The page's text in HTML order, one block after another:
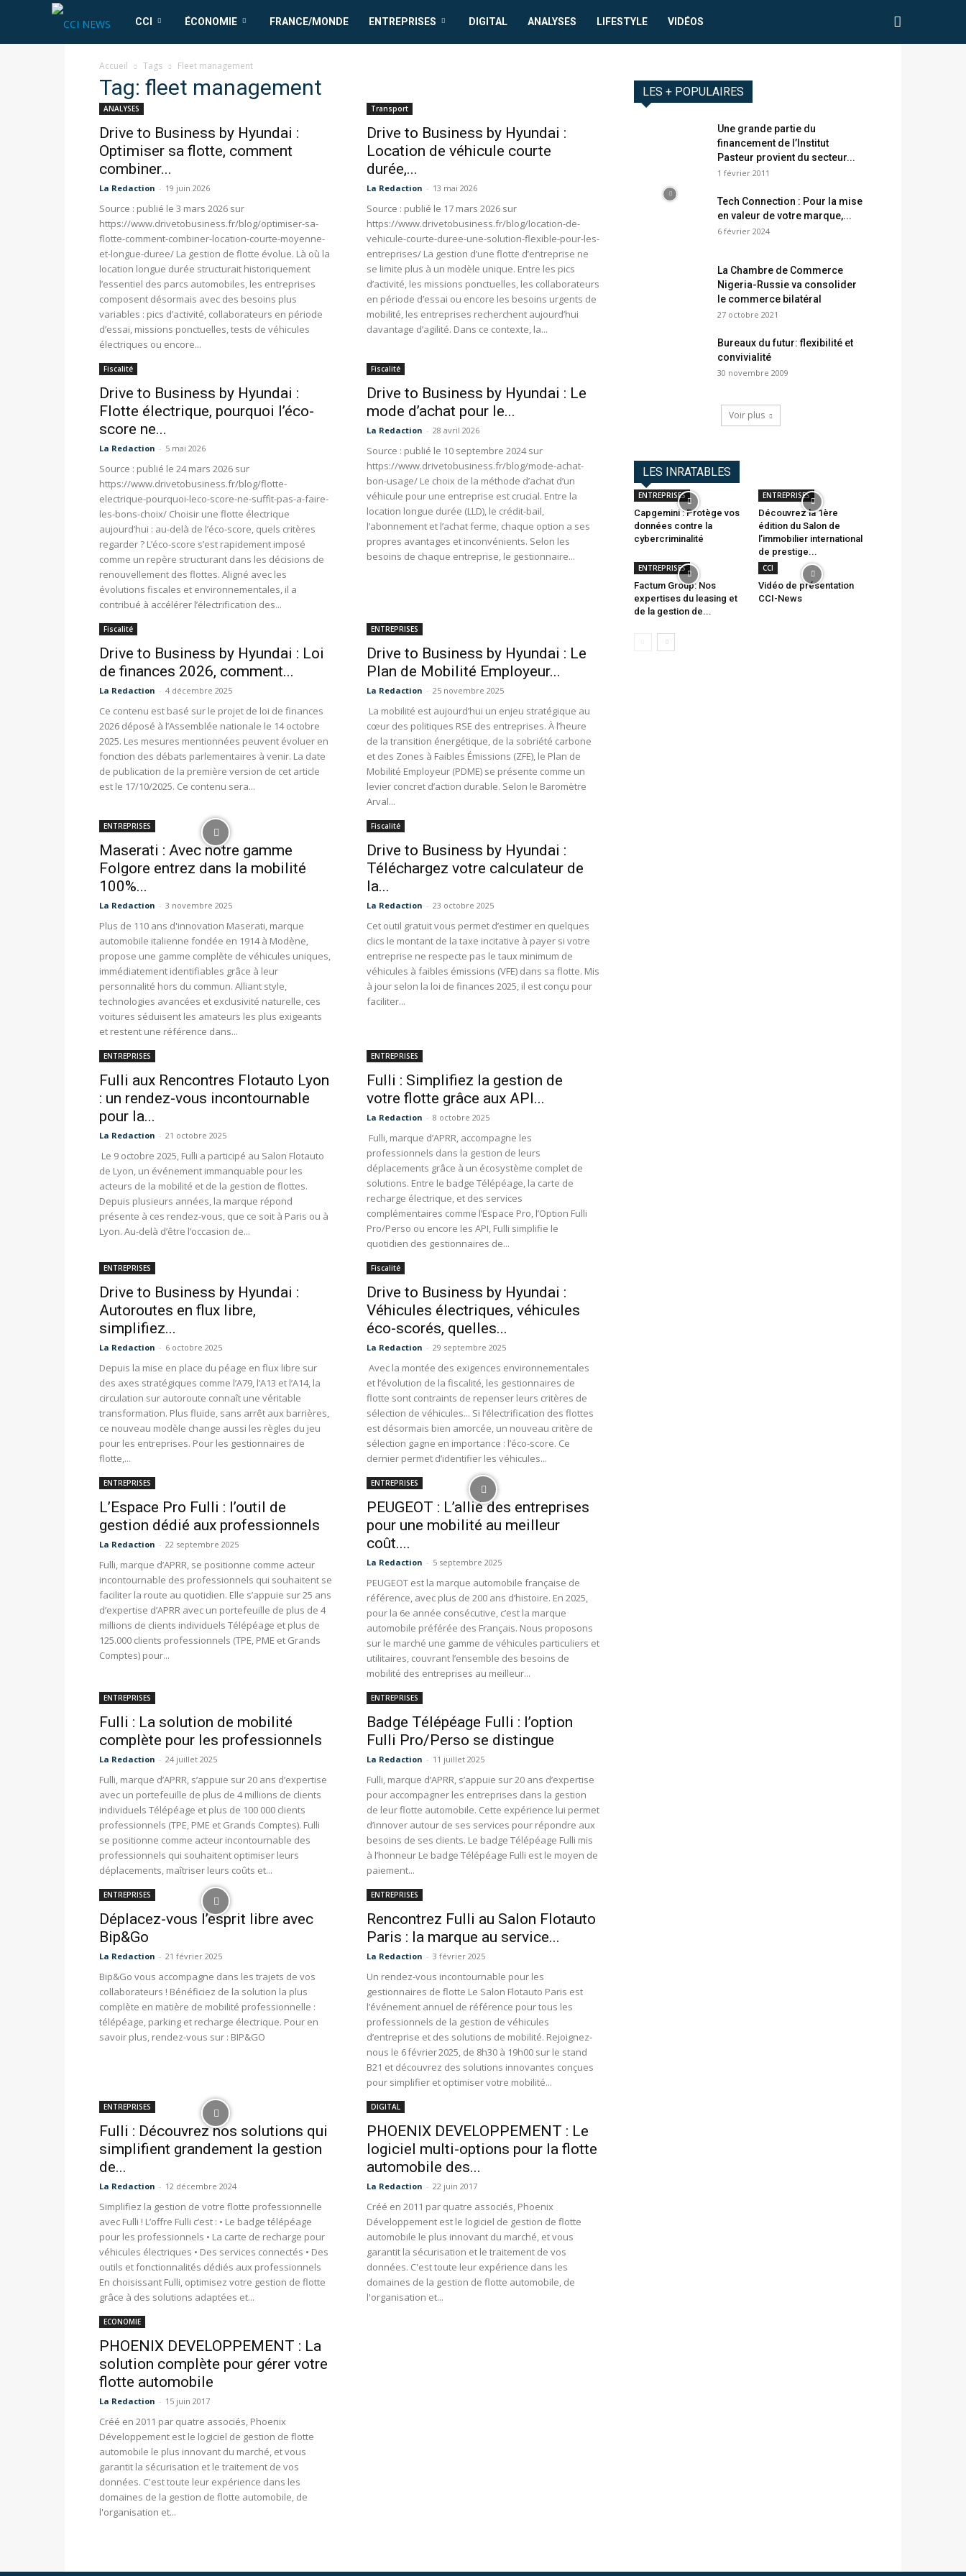
CCI
News
CCI ÉCONOMIE FRANCE/MONDE ENTREPRISES DIGITAL ANALYSES LIFESTYLE VIDÉOS
Accueil Tags Fleet management
Tag: fleet management
ANALYSES
Drive to Business by Hyundai :
Optimiser sa flotte, comment
combiner...
La Redaction - 19 juin 2026
Source : publié le 3 mars 2026 sur
https://www.drivetobusiness.fr/blog/optimiser-sa-
flotte-comment-combiner-location-courte-moyenne-
et-longue-duree/ La gestion de flotte évolue. Là où la
location longue durée structurait historiquement
l’essentiel des parcs automobiles, les entreprises
composent désormais avec des besoins plus
variables : pics d’activité, collaborateurs en période
d’essai, missions ponctuelles, tests de véhicules
électriques ou encore...
Transport
Drive to Business by Hyundai :
Location de véhicule courte
durée,...
La Redaction - 13 mai 2026
Source : publié le 17 mars 2026 sur
https://www.drivetobusiness.fr/blog/location-de-
vehicule-courte-duree-une-solution-flexible-pour-les-
entreprises/ La gestion d’une flotte d’entreprise ne
se limite plus à un modèle unique. Entre les pics
d’activité, les missions ponctuelles, les collaborateurs
en période d’essai ou encore les besoins urgents de
mobilité, les entreprises recherchent aujourd’hui
davantage d’agilité. Dans ce contexte, la...
Fiscalité
Drive to Business by Hyundai :
Flotte électrique, pourquoi l’éco-
score ne...
La Redaction - 5 mai 2026
Source : publié le 24 mars 2026 sur
https://www.drivetobusiness.fr/blog/flotte-
electrique-pourquoi-leco-score-ne-suffit-pas-a-faire-
les-bons-choix/ Choisir une flotte électrique
aujourd’hui : au-delà de l’éco-score, quels critères
regarder ? L’éco-score s’est rapidement imposé
comme un repère structurant dans les décisions de
renouvellement des flottes. Aligné avec les
évolutions fiscales et environnementales, il a
contribué à accélérer l’électrification des...
Fiscalité
Drive to Business by Hyundai : Le
mode d’achat pour le...
La Redaction - 28 avril 2026
Source : publié le 10 septembre 2024 sur
https://www.drivetobusiness.fr/blog/mode-achat-
bon-usage/ Le choix de la méthode d’achat d’un
véhicule pour une entreprise est crucial. Entre la
location longue durée (LLD), le crédit-bail,
l’abonnement et l’achat ferme, chaque option a ses
propres avantages et inconvénients. Selon les
besoins de chaque entreprise, le gestionnaire...
Fiscalité
Drive to Business by Hyundai : Loi
de finances 2026, comment...
La Redaction - 4 décembre 2025
Ce contenu est basé sur le projet de loi de finances
2026 déposé à l’Assemblée nationale le 14 octobre
2025. Les mesures mentionnées peuvent évoluer en
fonction des débats parlementaires à venir. La date
de publication de la première version de cet article
est le 17/10/2025. Ce contenu sera...
ENTREPRISES
Drive to Business by Hyundai : Le
Plan de Mobilité Employeur...
La Redaction - 25 novembre 2025
La mobilité est aujourd’hui un enjeu stratégique au
cœur des politiques RSE des entreprises. À l’heure
de la transition énergétique, de la sobriété carbone
et des Zones à Faibles Émissions (ZFE), le Plan de
Mobilité Employeur (PDME) se présente comme un
levier concret d’action durable. Selon le Baromètre
Arval...
ENTREPRISES
Maserati : Avec notre gamme
Folgore entrez dans la mobilité
100%...
La Redaction - 3 novembre 2025
Plus de 110 ans d'innovation Maserati, marque
automobile italienne fondée en 1914 à Modène,
propose une gamme complète de véhicules uniques,
immédiatement identifiables grâce à leur
personnalité hors du commun. Alliant style,
technologies avancées et exclusivité naturelle, ces
voitures séduisent les amateurs les plus exigeants
et restent une référence dans...
Fiscalité
Drive to Business by Hyundai :
Téléchargez votre calculateur de
la...
La Redaction - 23 octobre 2025
Cet outil gratuit vous permet d’estimer en quelques
clics le montant de la taxe incitative à payer si votre
entreprise ne respecte pas le taux minimum de
véhicules à faibles émissions (VFE) dans sa flotte. Mis
à jour selon la loi de finances 2025, il est conçu pour
faciliter...
ENTREPRISES
Fulli aux Rencontres Flotauto Lyon
: un rendez-vous incontournable
pour la...
La Redaction - 21 octobre 2025
Le 9 octobre 2025, Fulli a participé au Salon Flotauto
de Lyon, un événement immanquable pour les
acteurs de la mobilité et de la gestion de flottes.
Depuis plusieurs années, la marque répond
présente à ces rendez-vous, que ce soit à Paris ou à
Lyon. Au-delà d’être l’occasion de...
ENTREPRISES
Fulli : Simplifiez la gestion de
votre flotte grâce aux API...
La Redaction - 8 octobre 2025
Fulli, marque d’APRR, accompagne les
professionnels dans la gestion de leurs
déplacements grâce à un écosystème complet de
solutions. Entre le badge Télépéage, la carte de
recharge électrique, et des services
complémentaires comme l’Espace Pro, l’Option Fulli
Pro/Perso ou encore les API, Fulli simplifie le
quotidien des gestionnaires de...
ENTREPRISES
Drive to Business by Hyundai :
Autoroutes en flux libre,
simplifiez...
La Redaction - 6 octobre 2025
Depuis la mise en place du péage en flux libre sur
des axes stratégiques comme l’A79, l’A13 et l’A14, la
circulation sur autoroute connaît une véritable
transformation. Plus fluide, sans arrêt aux barrières,
ce nouveau modèle change aussi les règles du jeu
pour les entreprises. Pour les gestionnaires de
flotte,...
Fiscalité
Drive to Business by Hyundai :
Véhicules électriques, véhicules
éco-scorés, quelles...
La Redaction - 29 septembre 2025
Avec la montée des exigences environnementales
et l’évolution de la fiscalité, les gestionnaires de
flotte sont contraints de repenser leurs critères de
sélection de véhicules... Si l’électrification des flottes
est désormais bien amorcée, un nouveau critère de
sélection gagne en importance : l’éco-score. Ce
dernier permet d’identifier les véhicules...
ENTREPRISES
L’Espace Pro Fulli : l’outil de
gestion dédié aux professionnels
La Redaction - 22 septembre 2025
Fulli, marque d’APRR, se positionne comme acteur
incontournable des professionnels qui souhaitent se
faciliter la route au quotidien. Elle s’appuie sur 25 ans
d’expertise d’APRR avec un portefeuille de plus de 4
millions de clients individuels Télépéage et plus de
125.000 clients professionnels (TPE, PME et Grands
Comptes) pour...
ENTREPRISES
PEUGEOT : L’allié des entreprises
pour une mobilité au meilleur
coût....
La Redaction - 5 septembre 2025
PEUGEOT est la marque automobile française de
référence, avec plus de 200 ans d’histoire. En 2025,
pour la 6e année consécutive, c’est la marque
automobile préférée des Français. Nous proposons
sur le marché une gamme de véhicules particuliers et
utilitaires, couvrant l’ensemble des besoins de
mobilité des entreprises au meilleur...
ENTREPRISES
Fulli : La solution de mobilité
complète pour les professionnels
La Redaction - 24 juillet 2025
Fulli, marque d’APRR, s’appuie sur 20 ans d’expertise
avec un portefeuille de plus de 4 millions de clients
individuels Télépéage et plus de 100 000 clients
professionnels (TPE, PME et Grands Comptes). Fulli
se positionne comme acteur incontournable des
professionnels qui souhaitent optimiser leurs
déplacements, maîtriser leurs coûts et...
ENTREPRISES
Badge Télépéage Fulli : l’option
Fulli Pro/Perso se distingue
La Redaction - 11 juillet 2025
Fulli, marque d’APRR, s’appuie sur 20 ans d’expertise
pour accompagner les entreprises dans la gestion
de leur flotte automobile. Cette expérience lui permet
d’innover autour de ses services pour répondre aux
besoins de ses clients. Le badge Télépéage Fulli mis
à l’honneur Le badge Télépéage Fulli est le moyen de
paiement...
ENTREPRISES
Déplacez-vous l’esprit libre avec
Bip&Go
La Redaction - 21 février 2025
Bip&Go vous accompagne dans les trajets de vos
collaborateurs ! Bénéficiez de la solution la plus
complète en matière de mobilité professionnelle :
télépéage, parking et recharge électrique. Pour en
savoir plus, rendez-vous sur : BIP&GO
ENTREPRISES
Rencontrez Fulli au Salon Flotauto
Paris : la marque au service...
La Redaction - 3 février 2025
Un rendez-vous incontournable pour les
gestionnaires de flotte Le Salon Flotauto Paris est
l’événement annuel de référence pour tous les
professionnels de la gestion de véhicules
d’entreprise et des solutions de mobilité. Rejoignez-
nous le 6 février 2025, de 8h30 à 19h00 sur le stand
B21 et découvrez des solutions innovantes conçues
pour simplifier et optimiser votre mobilité...
ENTREPRISES
Fulli : Découvrez nos solutions qui
simplifient grandement la gestion
de...
La Redaction - 12 décembre 2024
Simplifiez la gestion de votre flotte professionnelle
avec Fulli ! L’offre Fulli c’est : • Le badge télépéage
pour les professionnels • La carte de recharge pour
véhicules électriques • Des services connectés • Des
outils et fonctionnalités dédiés aux professionnels
En choisissant Fulli, optimisez votre gestion de flotte
grâce à des solutions adaptées et...
DIGITAL
PHOENIX DEVELOPPEMENT : Le
logiciel multi-options pour la flotte
automobile des...
La Redaction - 22 juin 2017
Créé en 2011 par quatre associés, Phoenix
Développement est le logiciel de gestion de flotte
automobile le plus innovant du marché, et vous
garantit la sécurisation et le traitement de vos
données. C'est toute leur expérience dans les
domaines de la gestion de flotte automobile, de
l'organisation et...
ECONOMIE
PHOENIX DEVELOPPEMENT : La
solution complète pour gérer votre
flotte automobile
La Redaction - 15 juin 2017
Créé en 2011 par quatre associés, Phoenix
Développement est le logiciel de gestion de flotte
automobile le plus innovant du marché, et vous
garantit la sécurisation et le traitement de vos
données. C'est toute leur expérience dans les
domaines de la gestion de flotte automobile, de
l'organisation et...
LES + POPULAIRES
Une grande partie du
financement de l’Institut
Pasteur provient du secteur...
1 février 2011
Tech Connection : Pour la mise
en valeur de votre marque,...
6 février 2024
La Chambre de Commerce
Nigeria-Russie va consolider
le commerce bilatéral
27 octobre 2021
Bureaux du futur: flexibilité et
convivialité
30 novembre 2009
Voir plus
LES INRATABLES
ENTREPRISES
Capgemini : Protège vos
données contre la
cybercriminalité
ENTREPRISES
Découvrez la 1ère
édition du Salon de
l’immobilier international
de prestige...
ENTREPRISES
Factum Group: Nos
expertises du leasing et
de la gestion de...
CCI
Vidéo de présentation
CCI-News